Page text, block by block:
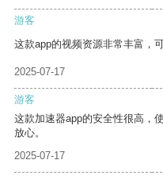
游客
这款app的视频资源非常丰富，
2025-07-17
游客
这款加速器app的安全性很高，
放心。
2025-07-17